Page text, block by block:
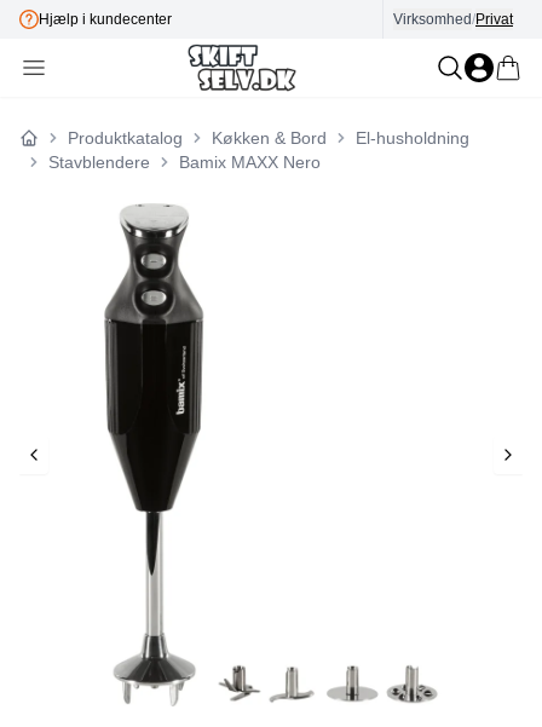
Hjælp i kundecenter E-mærket
Virksomhed/Privat
Forside
Produktkatalog Køkken & Bord
El-husholdning
Stavblendere
Bamix MAXX Nero